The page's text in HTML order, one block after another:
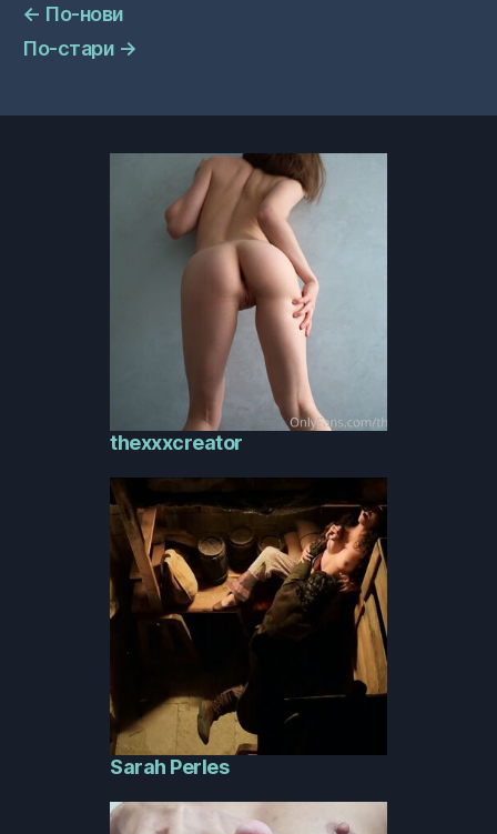
← По-нови
По-стари →
thexxxcreator
Sarah Perles